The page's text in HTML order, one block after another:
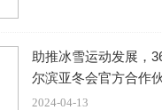
但不管是副本背景故事
助推冰雪运动发展，
尔滨亚冬会官方合作
2024-04-13